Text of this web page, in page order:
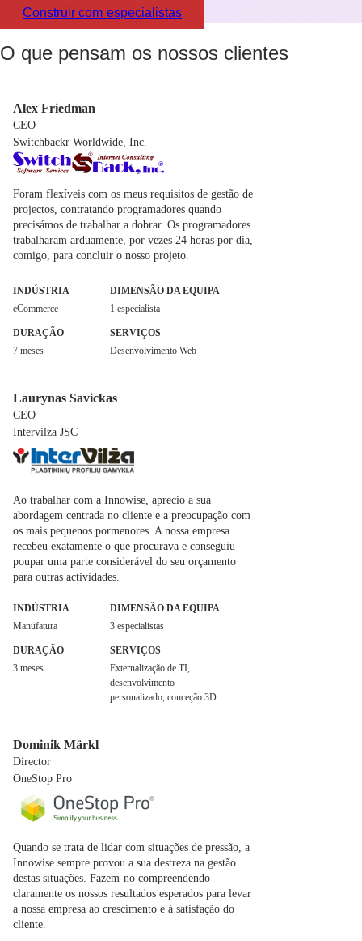
Construir com especialistas
O que pensam os nossos clientes
Alex Friedman
CEO
Switchbackr Worldwide, Inc.
Foram flexíveis com os meus requisitos de gestão de
projectos, contratando programadores quando
precisámos de trabalhar a dobrar. Os programadores
trabalharam arduamente, por vezes 24 horas por dia,
comigo, para concluir o nosso projeto.
INDÚSTRIA
eCommerce
DIMENSÃO DA EQUIPA
1 especialista
DURAÇÃO
7 meses
SERVIÇOS
Desenvolvimento Web
Laurynas Savickas
CEO
Intervilza JSC
Ao trabalhar com a Innowise, aprecio a sua
abordagem centrada no cliente e a preocupação com
os mais pequenos pormenores. A nossa empresa
recebeu exatamente o que procurava e conseguiu
poupar uma parte considerável do seu orçamento
para outras actividades.
INDÚSTRIA
Manufatura
DIMENSÃO DA EQUIPA
3 especialistas
DURAÇÃO
3 meses
SERVIÇOS
Externalização de TI,
desenvolvimento
personalizado, conceção 3D
Dominik Märkl
Director
OneStop Pro
Quando se trata de lidar com situações de pressão, a
Innowise sempre provou a sua destreza na gestão
destas situações. Fazem-no compreendendo
claramente os nossos resultados esperados para levar
a nossa empresa ao crescimento e à satisfação do
cliente.